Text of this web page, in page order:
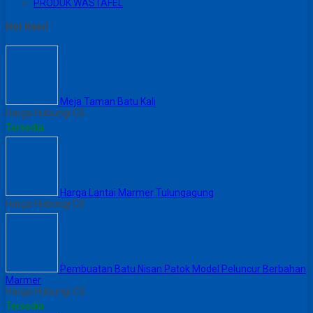
PRODUK WASTAFEL
Hot Item!
Meja Taman Batu Kali
Harga Hubungi CS
Tersedia
Harga Lantai Marmer Tulungagung
Harga Hubungi CS
Pembuatan Batu Nisan Patok Model Peluncur Berbahan
Marmer
Harga Hubungi CS
Tersedia